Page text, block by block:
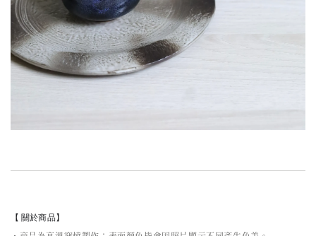
【 關於商品】